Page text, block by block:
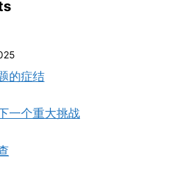
的症结
一个重大挑战